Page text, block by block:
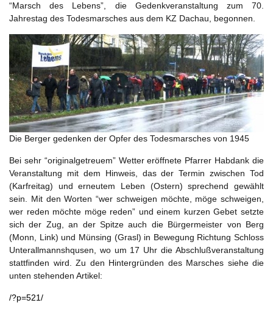
“Marsch des Lebens”, die Gedenkveranstaltung zum 70.
Jahrestag des Todesmarsches aus dem KZ Dachau, begonnen.
Die Berger gedenken der Opfer des Todesmarsches von 1945
Bei sehr “originalgetreuem” Wetter eröffnete Pfarrer Habdank die
Veranstaltung mit dem Hinweis, das der Termin zwischen Tod
(Karfreitag) und erneutem Leben (Ostern) sprechend gewählt
sein. Mit den Worten “wer schweigen möchte, möge schweigen,
wer reden möchte möge reden” und einem kurzen Gebet setzte
sich der Zug, an der Spitze auch die Bürgermeister von Berg
(Monn, Link) und Münsing (Grasl) in Bewegung Richtung Schloss
Unterallmannshqusen, wo um 17 Uhr die Abschlußveranstaltung
stattfinden wird. Zu den Hintergründen des Marsches siehe die
unten stehenden Artikel:
/?p=521/